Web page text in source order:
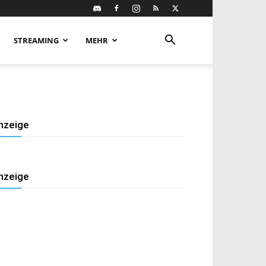
STREAMING MEHR